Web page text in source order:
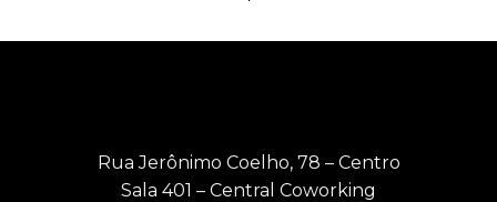
Rua Jerônimo Coelho, 78 – Centro
Sala 401 – Central Coworking